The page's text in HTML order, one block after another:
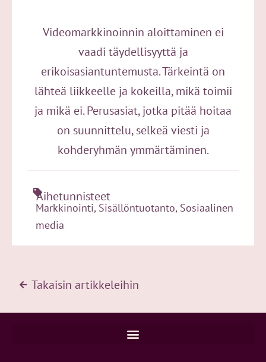
Videomarkkinoinnin aloittaminen ei
vaadi täydellisyyttä ja
erikoisasiantuntemusta. Tärkeintä on
lähteä liikkeelle ja kokeilla, mikä toimii
ja mikä ei. Perusasiat, jotka pitää hoitaa
on suunnittelu, selkeä viesti ja
kohderyhmän ymmärtäminen.
Aihetunnisteet
Markkinointi, Sisällöntuotanto, Sosiaalinen
media
Takaisin artikkeleihin